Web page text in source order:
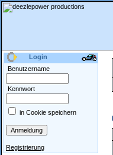
Login
Benutzername
Kennwort
in Cookie speichern
Registrierung